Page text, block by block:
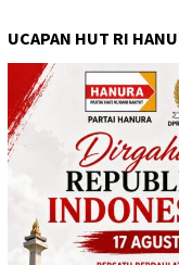
UCAPAN HUT RI